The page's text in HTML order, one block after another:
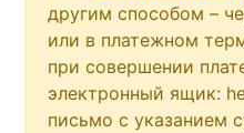
другим способом –
или в платежном
при совершении
электронный ящик:
письмо с указанием